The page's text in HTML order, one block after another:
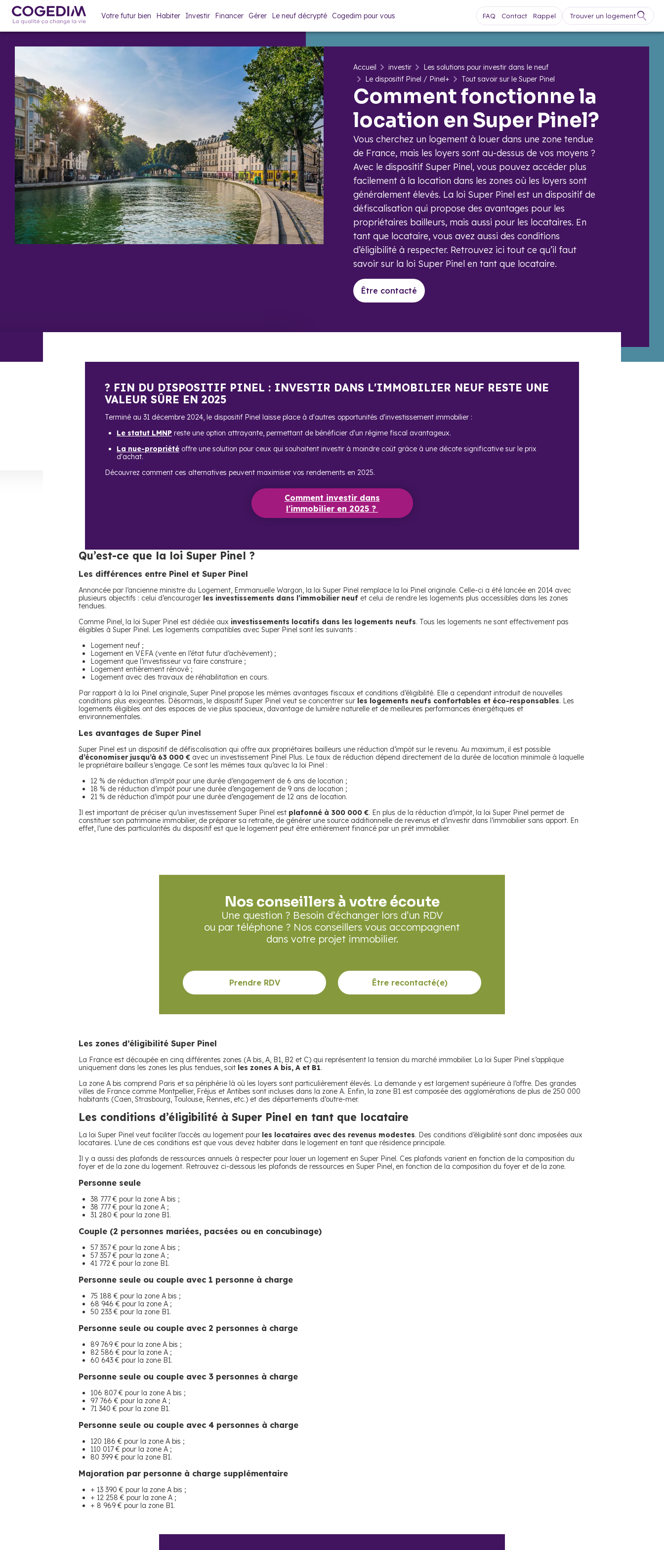
Votre futur bien Habiter Investir Financer Gérer Le neuf décrypté Cogedim pour vous FAQ Contact Rappel Trouver un logement
Accueil investir
Les solutions pour investir dans le neuf
Le dispositif Pinel / Pinel+
Tout savoir sur le Super Pinel
Comment fonctionne la
location en Super Pinel?
Vous cherchez un logement à louer dans une zone tendue
de France, mais les loyers sont au-dessus de vos moyens ?
Avec le dispositif Super Pinel, vous pouvez accéder plus
facilement à la location dans les zones où les loyers sont
généralement élevés. La loi Super Pinel est un dispositif de
défiscalisation qui propose des avantages pour les
propriétaires bailleurs, mais aussi pour les locataires. En
tant que locataire, vous avez aussi des conditions
d’éligibilité à respecter. Retrouvez ici tout ce qu’il faut
savoir sur la loi Super Pinel en tant que locataire.
Être contacté
? FIN DU DISPOSITIF PINEL : INVESTIR DANS L'IMMOBILIER NEUF RESTE UNE
VALEUR SÛRE EN 2025
Terminé au 31 décembre 2024, le dispositif Pinel laisse place à d'autres opportunités d'investissement immobilier :
Le statut LMNP reste une option attrayante, permettant de bénéficier d'un régime fiscal avantageux.
La nue-propriété offre une solution pour ceux qui souhaitent investir à moindre coût grâce à une décote significative sur le prix
d'achat.
Découvrez comment ces alternatives peuvent maximiser vos rendements en 2025.
Comment investir dans
l'immobilier en 2025 ?
Qu’est-ce que la loi Super Pinel ?
Les différences entre Pinel et Super Pinel
Annoncée par l’ancienne ministre du Logement, Emmanuelle Wargon, la loi Super Pinel remplace la loi Pinel originale. Celle-ci a été lancée en 2014 avec
plusieurs objectifs : celui d’encourager les investissements dans l’immobilier neuf et celui de rendre les logements plus accessibles dans les zones
tendues.
Comme Pinel, la loi Super Pinel est dédiée aux investissements locatifs dans les logements neufs. Tous les logements ne sont effectivement pas
éligibles à Super Pinel. Les logements compatibles avec Super Pinel sont les suivants :
Logement neuf ;
Logement en VEFA (vente en l’état futur d’achèvement) ;
Logement que l’investisseur va faire construire ;
Logement entièrement rénové ;
Logement avec des travaux de réhabilitation en cours.
Par rapport à la loi Pinel originale, Super Pinel propose les mêmes avantages fiscaux et conditions d’éligibilité. Elle a cependant introduit de nouvelles
conditions plus exigeantes. Désormais, le dispositif Super Pinel veut se concentrer sur les logements neufs confortables et éco-responsables. Les
logements éligibles ont des espaces de vie plus spacieux, davantage de lumière naturelle et de meilleures performances énergétiques et
environnementales.
Les avantages de Super Pinel
Super Pinel est un dispositif de défiscalisation qui offre aux propriétaires bailleurs une réduction d’impôt sur le revenu. Au maximum, il est possible
d’économiser jusqu’à 63 000 € avec un investissement Pinel Plus. Le taux de réduction dépend directement de la durée de location minimale à laquelle
le propriétaire bailleur s’engage. Ce sont les mêmes taux qu’avec la loi Pinel :
12 % de réduction d’impôt pour une durée d’engagement de 6 ans de location ;
18 % de réduction d’impôt pour une durée d’engagement de 9 ans de location ;
21 % de réduction d’impôt pour une durée d’engagement de 12 ans de location.
Il est important de préciser qu’un investissement Super Pinel est plafonné à 300 000 €. En plus de la réduction d’impôt, la loi Super Pinel permet de
constituer son patrimoine immobilier, de préparer sa retraite, de générer une source additionnelle de revenus et d’investir dans l’immobilier sans apport. En
effet, l’une des particularités du dispositif est que le logement peut être entièrement financé par un prêt immobilier.
Nos conseillers à votre écoute
Une question ? Besoin d’échanger lors d’un RDV
ou par téléphone ? Nos conseillers vous accompagnent
dans votre projet immobilier.
Prendre RDV Être recontacté(e)
Les zones d’éligibilité Super Pinel
La France est découpée en cinq différentes zones (A bis, A, B1, B2 et C) qui représentent la tension du marché immobilier. La loi Super Pinel s’applique
uniquement dans les zones les plus tendues, soit les zones A bis, A et B1.
La zone A bis comprend Paris et sa périphérie là où les loyers sont particulièrement élevés. La demande y est largement supérieure à l’offre. Des grandes
villes de France comme Montpellier, Fréjus et Antibes sont incluses dans la zone A. Enfin, la zone B1 est composée des agglomérations de plus de 250 000
habitants (Caen, Strasbourg, Toulouse, Rennes, etc.) et des départements d’outre-mer.
Les conditions d’éligibilité à Super Pinel en tant que locataire
La loi Super Pinel veut faciliter l’accès au logement pour les locataires avec des revenus modestes. Des conditions d’éligibilité sont donc imposées aux
locataires. L’une de ces conditions est que vous devez habiter dans le logement en tant que résidence principale.
Il y a aussi des plafonds de ressources annuels à respecter pour louer un logement en Super Pinel. Ces plafonds varient en fonction de la composition du
foyer et de la zone du logement. Retrouvez ci-dessous les plafonds de ressources en Super Pinel, en fonction de la composition du foyer et de la zone.
Personne seule
38 777 € pour la zone A bis ;
38 777 € pour la zone A ;
31 280 € pour la zone B1.
Couple (2 personnes mariées, pacsées ou en concubinage)
57 357 € pour la zone A bis ;
57 357 € pour la zone A ;
41 772 € pour la zone B1.
Personne seule ou couple avec 1 personne à charge
75 188 € pour la zone A bis ;
68 946 € pour la zone A ;
50 233 € pour la zone B1.
Personne seule ou couple avec 2 personnes à charge
89 769 € pour la zone A bis ;
82 586 € pour la zone A ;
60 643 € pour la zone B1.
Personne seule ou couple avec 3 personnes à charge
106 807 € pour la zone A bis ;
97 766 € pour la zone A ;
71 340 € pour la zone B1.
Personne seule ou couple avec 4 personnes à charge
120 186 € pour la zone A bis ;
110 017 € pour la zone A ;
80 399 € pour la zone B1.
Majoration par personne à charge supplémentaire
+ 13 390 € pour la zone A bis ;
+ 12 258 € pour la zone A ;
+ 8 969 € pour la zone B1.